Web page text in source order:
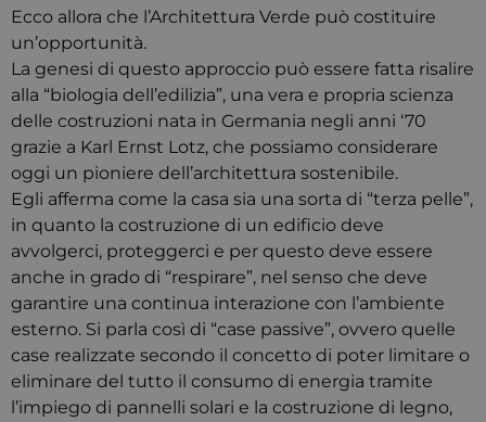
Ecco allora che l’Architettura Verde può costituire
un’opportunità.
La genesi di questo approccio può essere fatta risalire
alla “biologia dell’edilizia”, una vera e propria scienza
delle costruzioni nata in Germania negli anni ‘70
grazie a Karl Ernst Lotz, che possiamo considerare
oggi un pioniere dell’architettura sostenibile.
Egli afferma come la casa sia una sorta di “terza pelle”,
in quanto la costruzione di un edificio deve
avvolgerci, proteggerci e per questo deve essere
anche in grado di “respirare”, nel senso che deve
garantire una continua interazione con l’ambiente
esterno. Si parla così di “case passive”, ovvero quelle
case realizzate secondo il concetto di poter limitare o
eliminare del tutto il consumo di energia tramite
l’impiego di pannelli solari e la costruzione di legno,